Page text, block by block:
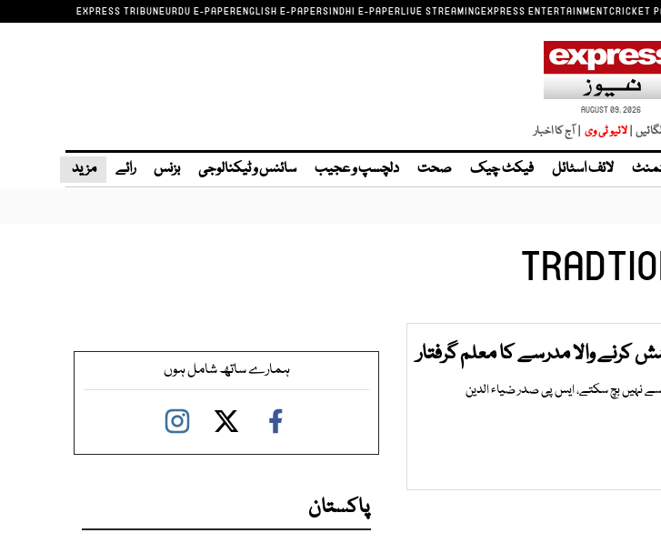
EXPRESS TRIBUNEURDU E-PAPERENGLISH E-PAPERSINDHI E-PAPERLIVE STREAMINGEXPRESS ENTERTAINMENTCRICKET
AUGUST 09, 2026
| | آج کا اخبار
لائف اسٹائل فیکٹ چیک صحت دلچسپ و عجیب سائنس و ٹیکنالوجی بزنس رائے مزید
والا مدرسے کا معلم گرفتار
سے نہیں بچ سکتے، ایس پی صدر ضیاء الدین
ہمارے ساتھ شامل ہوں
پاکستان